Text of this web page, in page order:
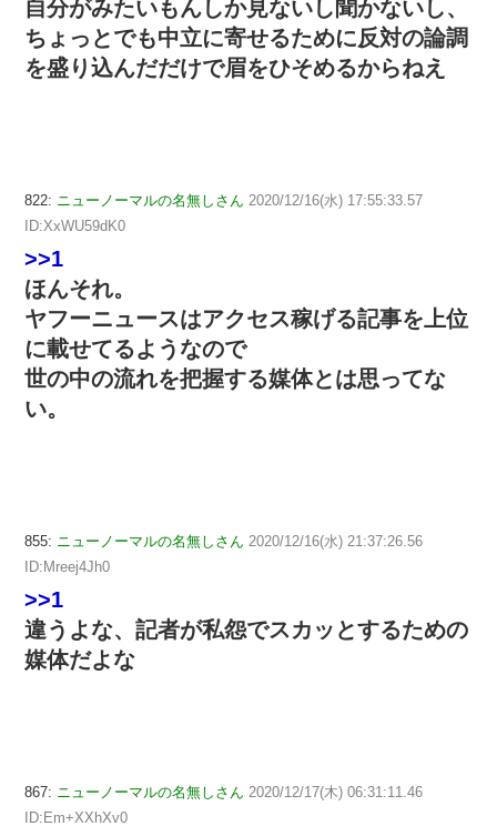
自分がみたいもんしか見ないし聞かないし、
ちょっとでも中立に寄せるために反対の論調
を盛り込んだだけで眉をひそめるからねえ
822: ニューノーマルの名無しさん 2020/12/16(水) 17:55:33.57
ID:XxWU59dK0
>>1
ほんそれ。
ヤフーニュースはアクセス稼げる記事を上位
に載せてるようなので
世の中の流れを把握する媒体とは思ってな
い。
855: ニューノーマルの名無しさん 2020/12/16(水) 21:37:26.56
ID:Mreej4Jh0
>>1
違うよな、記者が私怨でスカッとするための
媒体だよな
867: ニューノーマルの名無しさん 2020/12/17(木) 06:31:11.46
ID:Em+XXhXv0